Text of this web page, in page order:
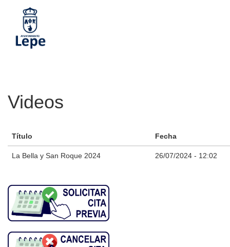
contenido
principal
Videos
Título Fecha
La Bella y San Roque 2024 26/07/2024 - 12:02